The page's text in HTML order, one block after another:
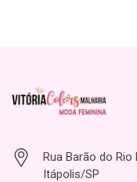
Rua Barão do
Itápolis/SP